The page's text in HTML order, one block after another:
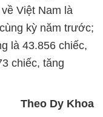
Việt Nam là
kỳ năm trước;
là 43.856 chiếc,
chiếc, tăng
Theo Dy Khoa